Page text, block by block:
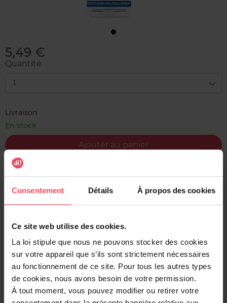
Consentement Détails À propos des cookies
Ce site web utilise des cookies.
La loi stipule que nous ne pouvons stocker des cookies
sur votre appareil que s’ils sont strictement nécessaires
au fonctionnement de ce site. Pour tous les autres types
de cookies, nous avons besoin de votre permission.
À tout moment, vous pouvez modifier ou retirer votre
5,49 €
Quantité
1
Livraison
En stock
Ajouter au panier
Retour gratuit dans votre magasin
Expédition sous 24h
Description
Découvrez Cologne Narta pour une plus grande efficacité
tout au long de la journée. Notre déodorant offre une